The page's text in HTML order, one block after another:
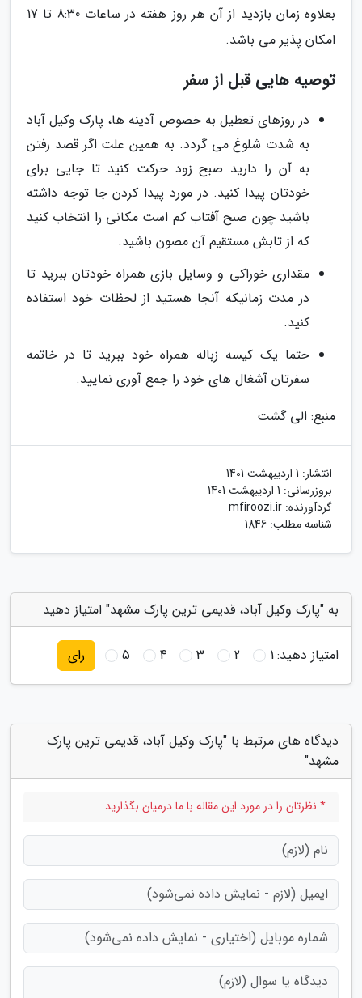
بعلاوه زمان بازدید از آن هر روز هفته در ساعات 8:30 تا 17
امکان پذیر می باشد.
توصیه هایی قبل از سفر
در روزهای تعطیل به خصوص آدینه ها، پارک وکیل آباد
به شدت شلوغ می گردد. به همین علت اگر قصد رفتن
به آن را دارید صبح زود حرکت کنید تا جایی برای
خودتان پیدا کنید. در مورد پیدا کردن جا توجه داشته
باشید چون صبح آفتاب کم است مکانی را انتخاب کنید
که از تابش مستقیم آن مصون باشید.
مقداری خوراکی و وسایل بازی همراه خودتان ببرید تا
در مدت زمانیکه آنجا هستید از لحظات خود استفاده
کنید.
حتما یک کیسه زباله همراه خود ببرید تا در خاتمه
سفرتان آشغال های خود را جمع آوری نمایید.
منبع: الی گشت
انتشار: 1 اردیبهشت 1401
بروزرسانی: 1 اردیبهشت 1401
گردآورنده: mfiroozi.ir
شناسه مطلب: 1846
به "پارک وکیل آباد، قدیمی ترین پارک مشهد" امتیاز دهید
امتیاز دهید:1
2
3
4
5 رای
دیدگاه های مرتبط با "پارک وکیل آباد، قدیمی ترین پارک
مشهد"
* نظرتان را در مورد این مقاله با ما درمیان بگذارید